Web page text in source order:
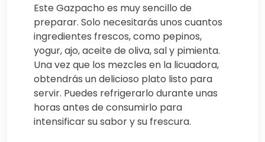
Este Gazpacho es muy sencillo de
preparar. Solo necesitarás unos cuantos
ingredientes frescos, como pepinos,
yogur, ajo, aceite de oliva, sal y pimienta.
Una vez que los mezcles en la licuadora,
obtendrás un delicioso plato listo para
servir. Puedes refrigerarlo durante unas
horas antes de consumirlo para
intensificar su sabor y su frescura.